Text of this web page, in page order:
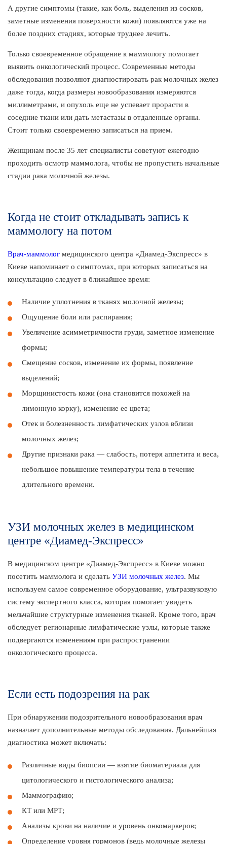
А другие симптомы (такие, как боль, выделения из сосков,
заметные изменения поверхности кожи) появляются уже на
более поздних стадиях, которые труднее лечить.
Только своевременное обращение к маммологу помогает
выявить онкологический процесс. Современные методы
обследования позволяют диагностировать рак молочных желез
даже тогда, когда размеры новообразования измеряются
миллиметрами, и опухоль еще не успевает прорасти в
соседние ткани или дать метастазы в отдаленные органы.
Стоит только своевременно записаться на прием.
Женщинам после 35 лет специалисты советуют ежегодно
проходить осмотр маммолога, чтобы не пропустить начальные
стадии рака молочной железы.
Когда не стоит откладывать запись к
маммологу на потом
Врач-маммолог медицинского центра «Диамед-Экспресс» в
Киеве напоминает о симптомах, при которых записаться на
консультацию следует в ближайшее время:
Наличие уплотнения в тканях молочной железы;
Ощущение боли или распирания;
Увеличение асимметричности груди, заметное изменение
формы;
Смещение сосков, изменение их формы, появление
выделений;
Морщинистость кожи (она становится похожей на
лимонную корку), изменение ее цвета;
Отек и болезненность лимфатических узлов вблизи
молочных желез;
Другие признаки рака — слабость, потеря аппетита и веса,
небольшое повышение температуры тела в течение
длительного времени.
УЗИ молочных желез в медицинском
центре «Диамед-Экспресс»
В медицинском центре «Диамед-Экспресс» в Киеве можно
посетить маммолога и сделать УЗИ молочных желез. Мы
используем самое современное оборудование, ультразвуковую
систему экспертного класса, которая помогает увидеть
мельчайшие структурные изменения тканей. Кроме того, врач
обследует регионарные лимфатические узлы, которые также
подвергаются изменениям при распространении
онкологического процесса.
Если есть подозрения на рак
При обнаружении подозрительного новообразования врач
назначает дополнительные методы обследования. Дальнейшая
диагностика может включать:
Различные виды биопсии — взятие биоматериала для
цитологического и гистологического анализа;
Маммографию;
КТ или МРТ;
Анализы крови на наличие и уровень онкомаркеров;
Определение уровня гормонов (ведь молочные железы